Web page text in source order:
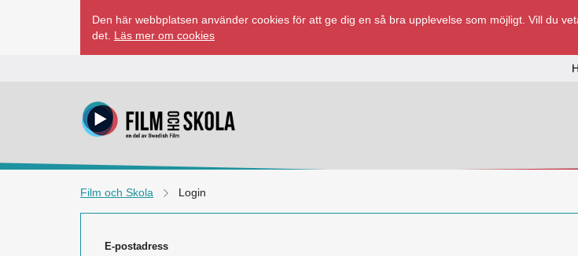
Den här webbplatsen använder cookies för att ge dig en så bra upplevelse som möjligt. Vill du
det. Läs mer om cookies
Film och Skola Login
E-postadress